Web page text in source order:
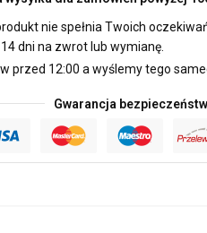
nie spełnia Twoich
dni na zwrot lub wymianę.
przed 12:00 a wyślemy tego
Gwarancja